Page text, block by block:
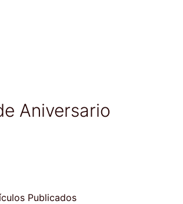
Aniversario
Publicados